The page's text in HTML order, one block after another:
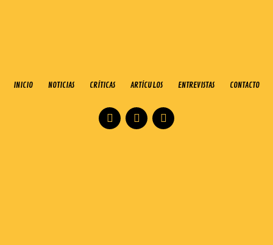
INICIO NOTICIAS CRÍTICAS ARTÍCULOS ENTREVISTAS CONTACTO